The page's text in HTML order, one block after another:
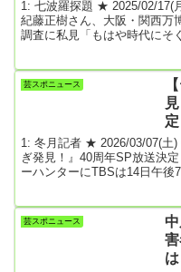
1: 七波羅探題 ★ 2025/02/17(
紀藤正樹さん、大阪・関西万
調査に私見「もはや時代にそ
カ月を切った大阪・関西万博
という人が３分の２を占めた
芸スポニュース
1: 冬月記者 ★ 2026/03/07(土)
ぎ発見！』40周年SP放送決
ーハンターにTBSは14日午
約1年ぶりのスペシャル放送
ンターとしてエジプトに特別
芸スポニュース